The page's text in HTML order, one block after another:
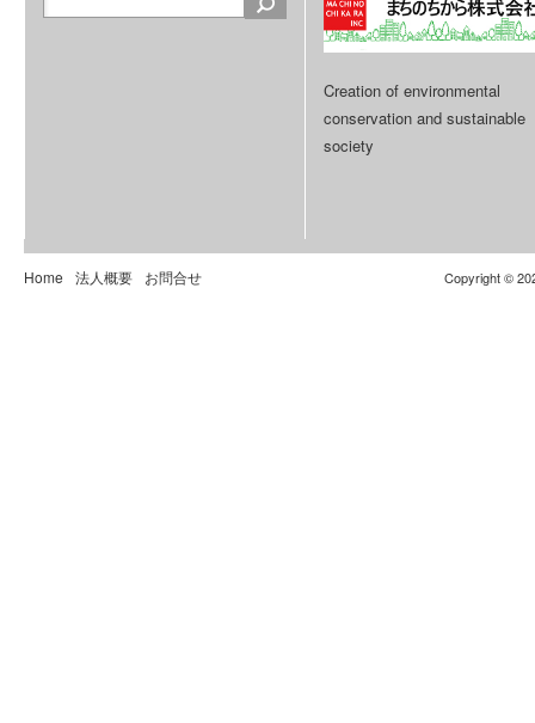
Creation of environmental
conservation and sustainable
society
Home 法人概要 お問合せ Copyright ©